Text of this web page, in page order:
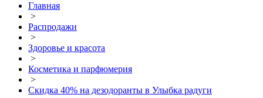
Главная
>
Распродажи
>
Здоровье и красота
>
Косметика и парфюмерия
>
Скидка 40% на дезодоранты в Улыбка радуги